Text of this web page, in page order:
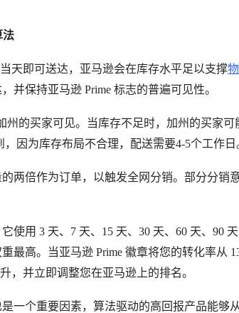
法
天即可送达，亚马逊会在库存水平足以支撑
并保持亚马逊 Prime 标志的普遍可见性。
的买家可见。当库存不足时，加州的买家可
因为库存布局不合理，配送需要4-5个工作日
两倍作为订单，以触发全网分销。部分分销
使用 3 天、7 天、15 天、30 天、60 天、90
最高。当亚马逊 Prime 徽章将您的转化率从
，并立即调整您在亚马逊上的排名。
一个重要因素，算法驱动的高回报产品能够